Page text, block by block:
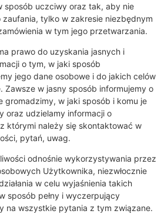
sposób uczciwy oraz tak, aby nie
zaufania, tylko w zakresie niezbędnym
w tym jego przetwarzania.
prawo do uzyskania jasnych i
o tym, w jaki sposób
jego dane osobowe i do jakich celów
Zawsze w jasny sposób informujemy o
gromadzimy, w jaki sposób i komu je
oraz udzielamy informacji o
którymi należy się skontaktować w
pytań, uwag.
odnośnie wykorzystywania przez
Użytkownika, niezwłocznie
w celu wyjaśnienia takich
sposób pełny i wyczerpujący
na wszystkie pytania z tym związane.